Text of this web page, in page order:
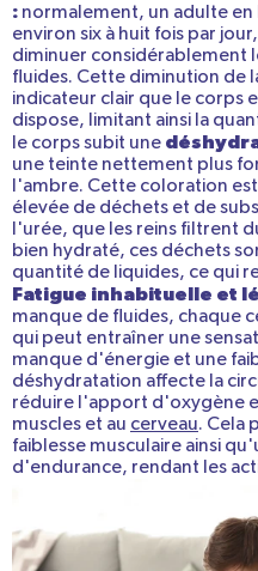
: normalement, un adulte
environ six à huit fois par
diminuer considérablement
fluides. Cette diminution de
indicateur clair que le corps
dispose, limitant ainsi la
le corps subit une
une teinte nettement plus
l'ambre. Cette coloration
élevée de déchets et de
l'urée, que les reins filtrent
bien hydraté, ces déchets
quantité de liquides, ce qui
Fatigue inhabituelle et
manque de fluides, chaque
qui peut entraîner une
manque d'énergie et une
déshydratation affecte la
réduire l'apport d'oxygène
muscles et au cerveau. Cela
faiblesse musculaire ainsi
d'endurance, rendant les